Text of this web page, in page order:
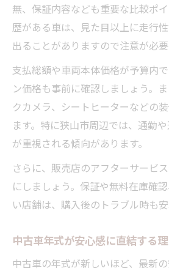
無、保証内容なども重要な比較ポ
歴がある車は、見た目以上に走行
出ることがありますので注意が必要
支払総額や車両本体価格が予算内
ン価格も事前に確認しましょう。
クカメラ、シートヒーターなどの
ます。特に狭山市周辺では、通勤
が重視される傾向があります。
さらに、販売店のアフターサービ
にしましょう。保証や無料在庫確
い店舗は、購入後のトラブル時も安
中古車年式が安心感に直結する
中古車の年式が新しいほど、最新